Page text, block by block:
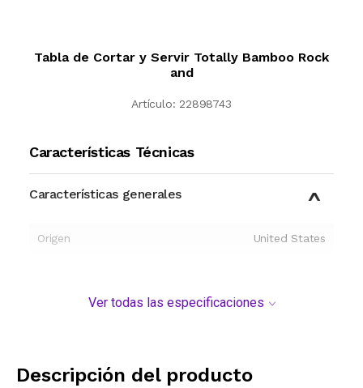
Tabla de Cortar y Servir Totally Bamboo Rock
and
Artículo: 22898743
Características Técnicas
Características generales
Origen United States
Ver todas las especificaciones
Descripción del producto